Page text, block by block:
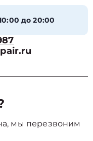
до 20:00
мы перезвоним